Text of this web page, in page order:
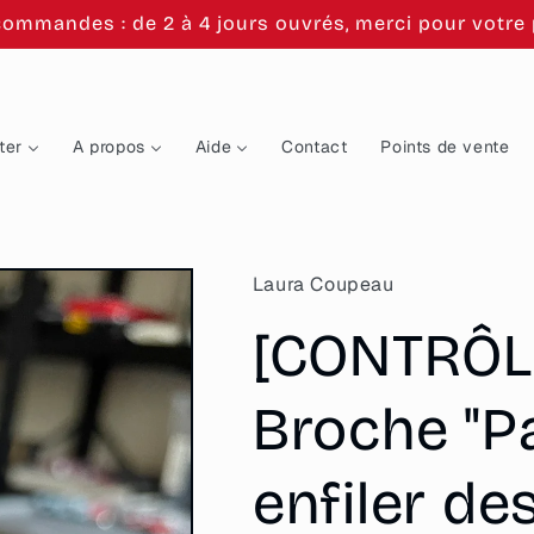
: de 2 à 4 jours ouvrés, merci pour votre
A propos Aide Contact Points de vente
Laura Coupeau
Broche
enfiler